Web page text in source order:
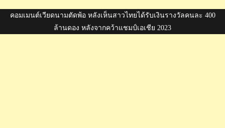
คอมเมนต์เวียดนามตัดพ้อ หลังเห็นสาวไทยได้รับเงินรางวัลคนละ 400
ล้านดอง หลังจากคว้าแชมป์เอเชีย 2023